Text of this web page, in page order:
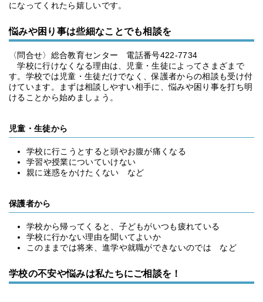
になってくれたら嬉しいです。
悩みや困り事は些細なことでも相談を
〈問合せ〉総合教育センター 電話番号422-7734
学校に行けなくなる理由は、児童・生徒によってさまざまで
す。学校では児童・生徒だけでなく、保護者からの相談も受け付
けています。まずは相談しやすい相手に、悩みや困り事を打ち明
けることから始めましょう。
児童・生徒から
学校に行こうとすると頭やお腹が痛くなる
学習や授業についていけない
親に迷惑をかけたくない など
保護者から
学校から帰ってくると、子どもがいつも疲れている
学校に行かない理由を聞いてよいか
このままでは将来、進学や就職ができないのでは など
学校の不安や悩みは私たちにご相談を！